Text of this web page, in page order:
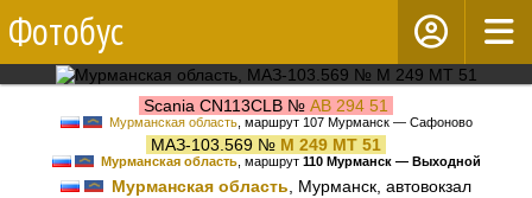
Фотобус
Scania CN113CLB № АВ 294 51
Мурманская область, маршрут 107 Мурманск — Сафоново
МАЗ-103.569 № М 249 МТ 51
Мурманская область, маршрут 110 Мурманск — Выходной
Мурманская область , Мурманск, автовокзал